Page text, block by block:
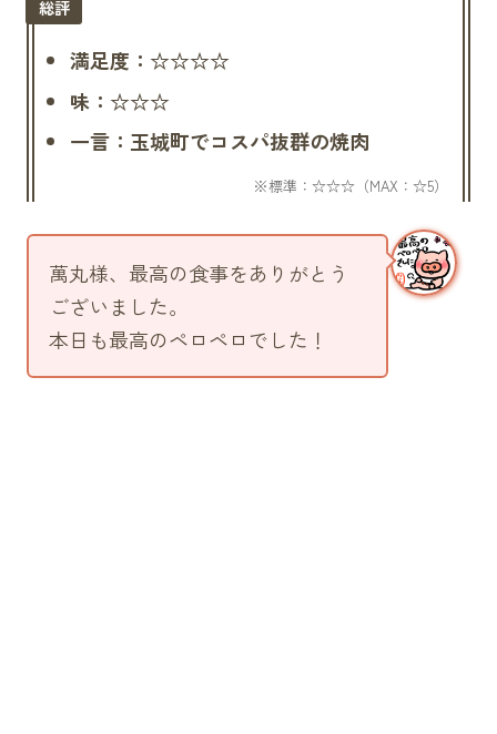
満足度：☆☆☆☆
味：☆☆☆
一言：玉城町でコスパ抜群の焼肉
萬丸様、最高の食事をありがとう
ございました。
本日も最高のペロペロでした！